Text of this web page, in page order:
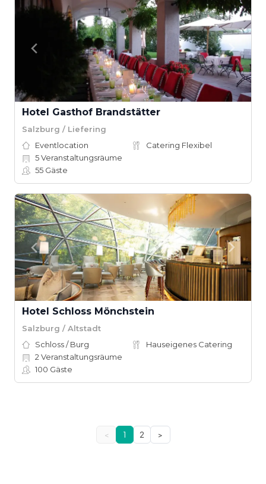
Hotel Gasthof Brandstätter
Salzburg / Liefering
Eventlocation
Catering Flexibel
5Veranstaltungsräume
55 Gäste
Hotel Schloss Mönchstein
Salzburg / Altstadt
Schloss / Burg
Hauseigenes Catering
2 Veranstaltungsräume
100 Gäste
< 1 2 >